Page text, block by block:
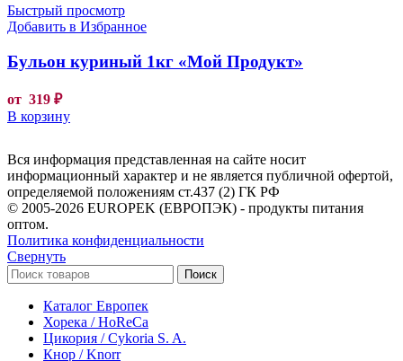
Быстрый просмотр
Добавить в Избранное
Бульон куриный 1кг «Мой Продукт»
от 319 ₽
В корзину
Вся информация представленная на сайте носит
информационный характер и не является публичной офертой,
определяемой положениям ст.437 (2) ГК РФ
© 2005-2026 EUROPEK (ЕВРОПЭК) - продукты питания
оптом.
Политика конфиденциальности
Свернуть
Поиск
Каталог Европек
Хорека / HoReCa
Цикория / Cykoria S. A.
Кнор / Knorr